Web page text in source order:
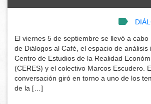
El viernes 5 de septiembre se llevó a cabo
de Diálogos al Café, el espacio de análisis
Centro de Estudios de la Realidad
(CERES) y el colectivo Marcos Escudero.
conversación giró en torno a uno de los
de la […]